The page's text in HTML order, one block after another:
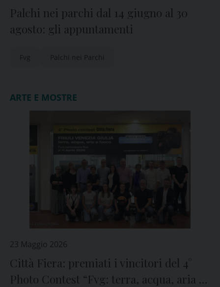
Palchi nei parchi dal 14 giugno al 30
agosto: gli appuntamenti
Fvg Palchi nei Parchi
ARTE E MOSTRE
23 Maggio 2026
Città Fiera: premiati i vincitori del 4°
Photo Contest “Fvg: terra, acqua, aria e